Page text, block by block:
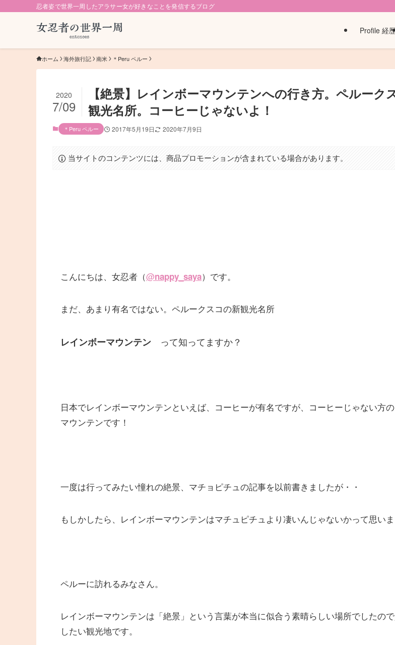
忍者姿で世界一周したアラサー女が好きなことを発信するブログ
Profile 経
ホーム 海外旅行記 南米 ＊Peru ペルー
【絶景】レインボーマウンテンへの行き方。ペルーク
観光名所。コーヒーじゃないよ！
2020
7/09
＊Peru ペルー 2017年5月19日 2020年7月9日
当サイトのコンテンツには、商品プロモーションが含まれている場合があります。
こんにちは、女忍者（@nappy_saya）です。
まだ、あまり有名ではない。ペルークスコの新観光名所
レインボーマウンテン って知ってますか？
日本でレインボーマウンテンといえば、コーヒーが有名ですが、コーヒーじゃない方
マウンテンです！
一度は行ってみたい憧れの絶景、マチョピチュの記事を以前書きましたが・・
もしかしたら、レインボーマウンテンはマチュピチュより凄いんじゃないかって思いま
ペルーに訪れるみなさん。
レインボーマウンテンは「絶景」という言葉が本当に似合う素晴らしい場所でしたの
したい観光地です。